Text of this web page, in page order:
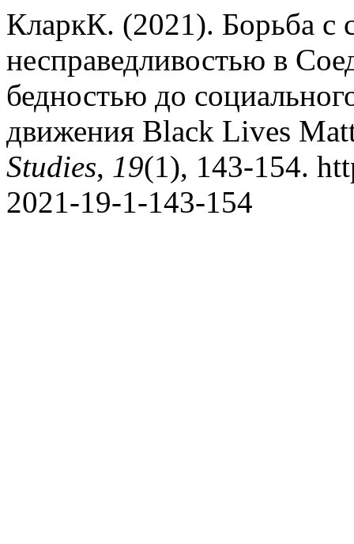
КларкК. (2021). Борьба с
несправедливостью в
бедностью до
движения Black Lives
Studies, 19(1), 143-154.
2021-19-1-143-154